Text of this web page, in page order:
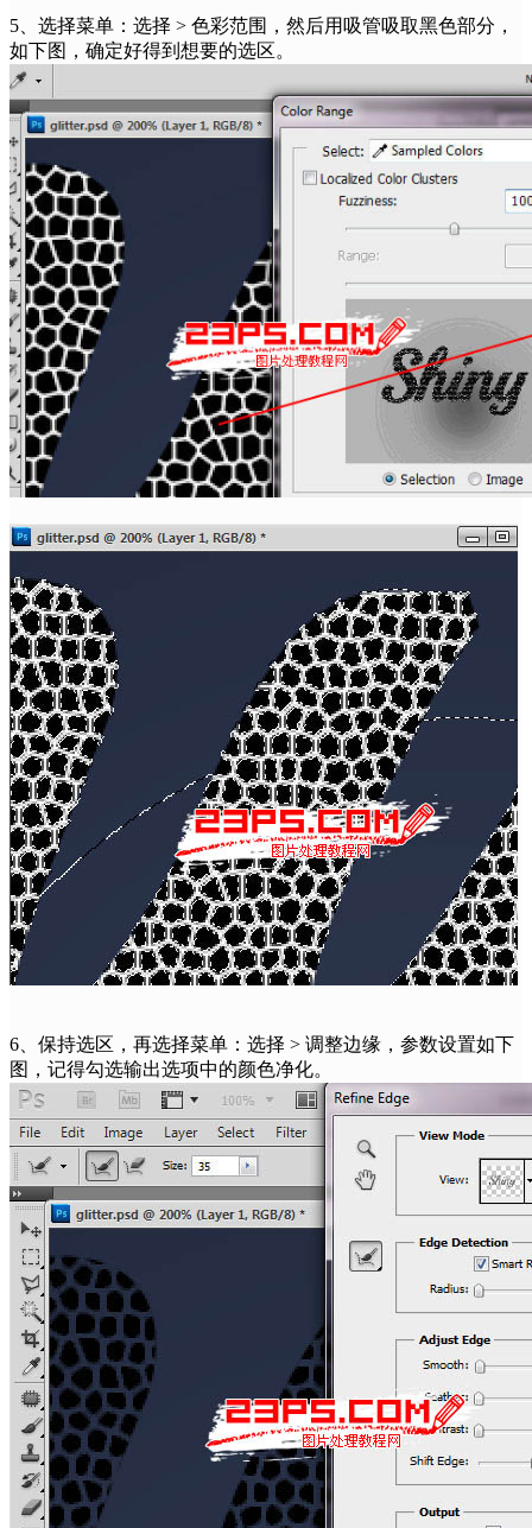
5、选择菜单：选择 > 色彩范围，然后用吸管吸取黑色部分，
如下图，确定好得到想要的选区。
6、保持选区，再选择菜单：选择 > 调整边缘，参数设置如下
图，记得勾选输出选项中的颜色净化。